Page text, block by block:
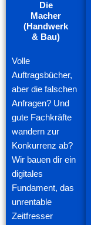
Die
Macher
(Handwerk
& Bau)
Volle
Auftragsbücher,
aber die falschen
Anfragen? Und
gute Fachkräfte
wandern zur
Konkurrenz ab?
Wir bauen dir ein
digitales
Fundament, das
unrentable
Zeitfresser